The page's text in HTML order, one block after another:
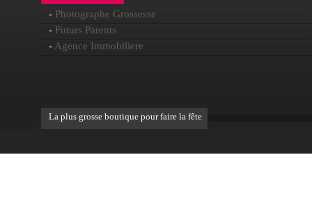
- Photographe Grossesse
- Futurs Parents
- Agence Immobiliere
La plus grosse boutique pour faire la fête